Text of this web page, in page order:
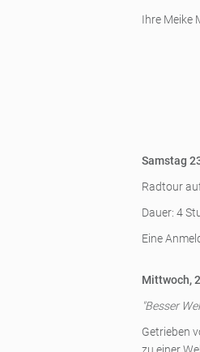
Ihre Meike
Samstag
Radtour
Dauer: 4
Eine
Mittwoch,
"Besser
Getrieben